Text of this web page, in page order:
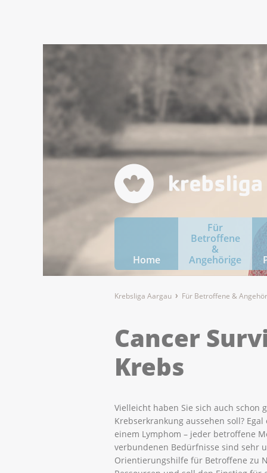
Home
Für
Betroffene
&
Angehörige
Krebsliga Aargau Für Betroffene &
Cancer
Krebs
Vielleicht haben Sie sich auch schon
Krebserkrankung aussehen soll?
einem Lymphom – jeder betroffene
verbundenen Bedürfnisse sind sehr
Orientierungshilfe für Betroffene zu